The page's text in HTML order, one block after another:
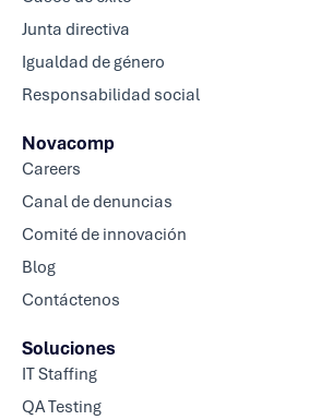
Junta directiva
Igualdad de género
Responsabilidad social
Novacomp
Careers
Canal de denuncias
Comité de innovación
Blog
Contáctenos
Soluciones
IT Staffing
QA Testing